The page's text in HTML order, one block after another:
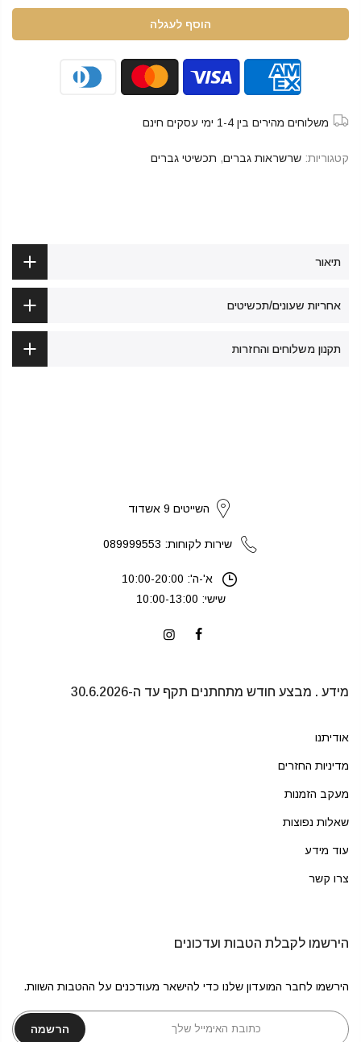
הוסף לעגלה
משלוחים מהירים בין 1-4 ימי עסקים חינם
קטגוריות: שרשראות גברים, תכשיטי גברים
תיאור
אחריות שעונים/תכשיטים
תקנון משלוחים והחזרות
השייטים 9 אשדוד
שירות לקוחות: 089999553
א'-ה': 10:00-20:00
שישי: 10:00-13:00
מידע . מבצע חודש מתחתנים תקף עד ה-30.6.2026
אודיתנו
מדיניות החזרים
מעקב הזמנות
שאלות נפוצות
עוד מידע
צרו קשר
הירשמו לקבלת הטבות ועדכונים
הירשמו לחבר המועדון שלנו כדי להישאר מעודכנים על ההטבות השוות.
הרשמה